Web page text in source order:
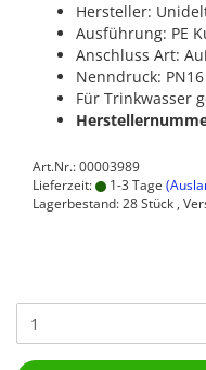
Hersteller:
Ausführung: PE
Anschluss Art:
Nenndruck: PN16
Für Trinkwasser
Art.Nr.: 00003989
Lieferzeit:
1-3 Tage
Lagerbestand: 28 Stück ,